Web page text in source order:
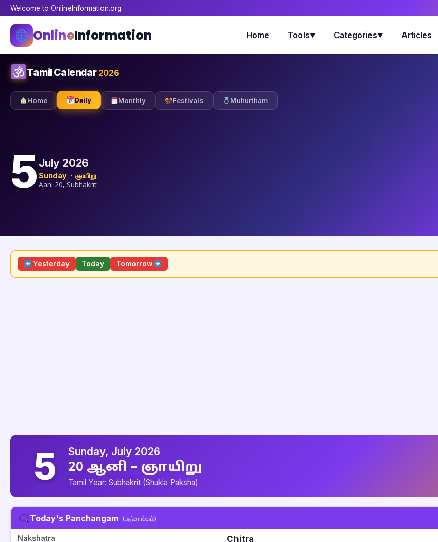
Welcome to OnlineInformation.org
OnlineInformation Home Tools▼ Categories▼ Articles
Tamil Calendar 2026
Home Daily Monthly Festivals Muhurtham
5 July 2026
Sunday · ஞாயிறு
Aani 20, Subhakrit
Yesterday Today Tomorrow
5 Sunday, July 2026
20 ஆனி – ஞாயிறு
Tamil Year: Subhakrit (Shukla Paksha)
Today's Panchangam (பஞ்சாங்கம்)
Nakshatra Chitra